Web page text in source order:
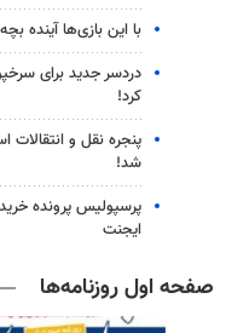
با این بازی‌ها آینده
دردسر جدید برای
کرد!
پنجره‌ نقل و
شد!
پرسپولیس پرونده
ایجنت
صفحه اول روزنامه‌ها